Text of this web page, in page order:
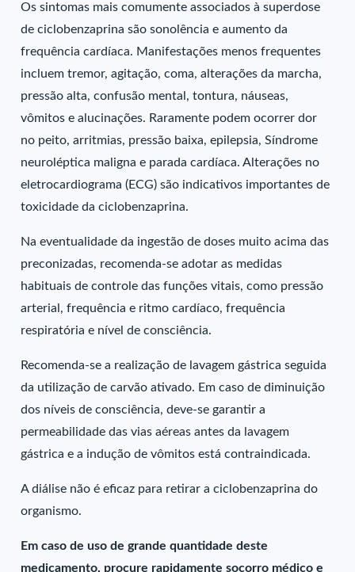
Os sintomas mais comumente associados à superdose
de ciclobenzaprina são sonolência e aumento da
frequência cardíaca. Manifestações menos frequentes
incluem tremor, agitação, coma, alterações da marcha,
pressão alta, confusão mental, tontura, náuseas,
vômitos e alucinações. Raramente podem ocorrer dor
no peito, arritmias, pressão baixa, epilepsia, Síndrome
neuroléptica maligna e parada cardíaca. Alterações no
eletrocardiograma (ECG) são indicativos importantes de
toxicidade da ciclobenzaprina.
Na eventualidade da ingestão de doses muito acima das
preconizadas, recomenda-se adotar as medidas
habituais de controle das funções vitais, como pressão
arterial, frequência e ritmo cardíaco, frequência
respiratória e nível de consciência.
Recomenda-se a realização de lavagem gástrica seguida
da utilização de carvão ativado. Em caso de diminuição
dos níveis de consciência, deve-se garantir a
permeabilidade das vias aéreas antes da lavagem
gástrica e a indução de vômitos está contraindicada.
A diálise não é eficaz para retirar a ciclobenzaprina do
organismo.
Em caso de uso de grande quantidade deste
medicamento, procure rapidamente socorro médico e